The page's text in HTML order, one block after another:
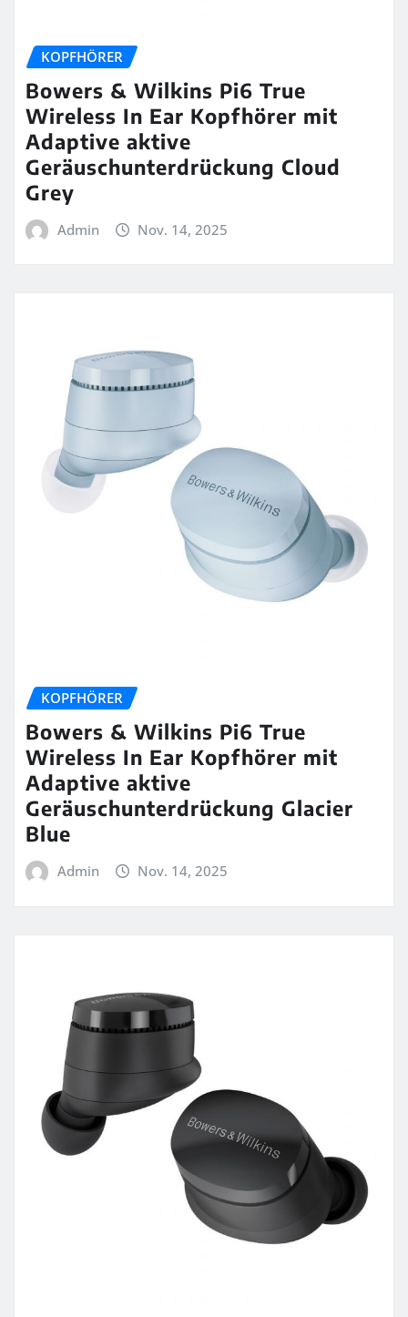
KOPFHÖRER
Bowers & Wilkins Pi6 True
Wireless In Ear Kopfhörer mit
Adaptive aktive
Geräuschunterdrückung Cloud
Grey
Admin Nov. 14, 2025
KOPFHÖRER
Bowers & Wilkins Pi6 True
Wireless In Ear Kopfhörer mit
Adaptive aktive
Geräuschunterdrückung Glacier
Blue
Admin Nov. 14, 2025